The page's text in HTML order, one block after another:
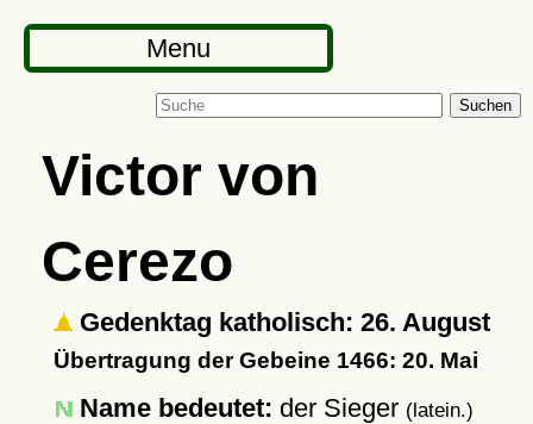
Menu
Suchen
Victor von
Cerezo
Gedenktag katholisch: 26. August
Übertragung der Gebeine 1466: 20. Mai
Name bedeutet: der Sieger (latein.)